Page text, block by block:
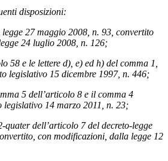
disposizioni:
27 maggio 2008, n. 93, convertito
24 luglio 2008, n. 126;
58 e le lettere d), e) ed h) del comma 1,
legislativo 15 dicembre 1997, n. 446;
5 dell’articolo 8 e il comma 4
legislativo 14 marzo 2011, n. 23;
quater dell’articolo 7 del decreto-legge
con modificazioni, dalla legge 12